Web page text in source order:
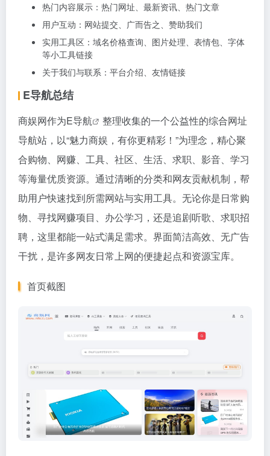
热门内容展示：热门网址、最新资讯、热门文章
用户互动：网站提交、广而告之、赞助我们
实用工具区：域名价格查询、图片处理、表情包、字体
等小工具链接
关于我们与联系：平台介绍、友情链接
E导航总结
商娱网作为E导航
整理收集的一个公益性的综合网址
导航站，以“魅力商娱，有你更精彩！”为理念，精心聚
合购物、网赚、工具、社区、生活、求职、影音、学习
等海量优质资源。通过清晰的分类和网友贡献机制，帮
助用户快速找到所需网站与实用工具。无论你是日常购
物、寻找网赚项目、办公学习，还是追剧听歌、求职招
聘，这里都能一站式满足需求。界面简洁高效、无广告
干扰，是许多网友日常上网的便捷起点和资源宝库。
首页截图